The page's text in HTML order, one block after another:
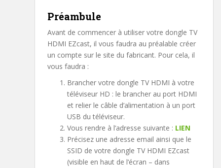
Préambule
Avant de commencer à utiliser votre dongle TV
HDMI EZcast, il vous faudra au préalable créer
un compte sur le site du fabricant. Pour cela, il
vous faudra :
Brancher votre dongle TV HDMI à votre
téléviseur HD : le brancher au port HDMI
et relier le câble d’alimentation à un port
USB du téléviseur.
Vous rendre à l’adresse suivante : LIEN
Précisez une adresse email ainsi que le
SSID de votre dongle TV HDMI EZcast
(visible en haut de l’écran – dans